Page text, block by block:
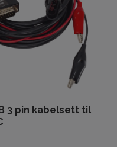
3 pin kabelsett til